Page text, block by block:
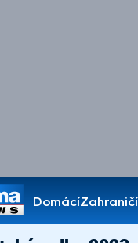
DomácíZahraničí
Pořady